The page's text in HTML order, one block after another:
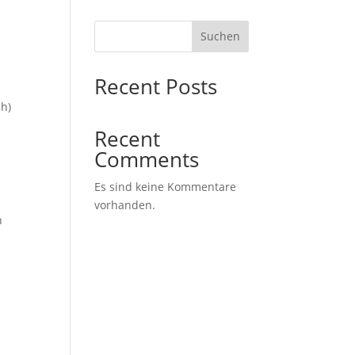
Suchen
Recent Posts
Recent
Comments
Es sind keine Kommentare
vorhanden.